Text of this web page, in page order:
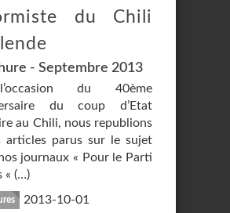
du Chili
- Septembre 2013
du 40ème
du coup d’Etat
au Chili, nous republions
articles parus sur le sujet
journaux « Pour le Parti
« (…)
2013-10-01